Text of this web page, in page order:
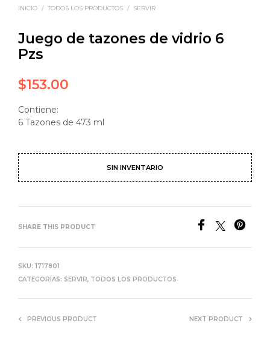
INICIO / TODOS LOS PRODUCTOS / SERVIR
Juego de tazones de vidrio 6
Pzs
$153.00
Contiene:
6 Tazones de 473 ml
SIN INVENTARIO
SHARE THIS PRODUCT
SKU: 1717801
CATEGORÍAS: SERVIR, TODOS LOS PRODUCTOS
PREVIOUS PRODUCT NEXT PRODUCT